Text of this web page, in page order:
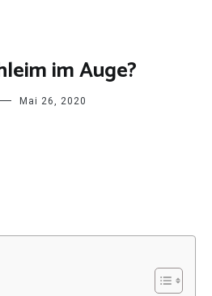
im Auge?
Mai 26, 2020